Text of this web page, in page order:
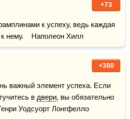
+73
к успеху, ведь каждая
нему.    Наполеон Хилл
+380
важный элемент успеха. Если
в двери, вы обязательно
Уодсуорт Лонгфелло